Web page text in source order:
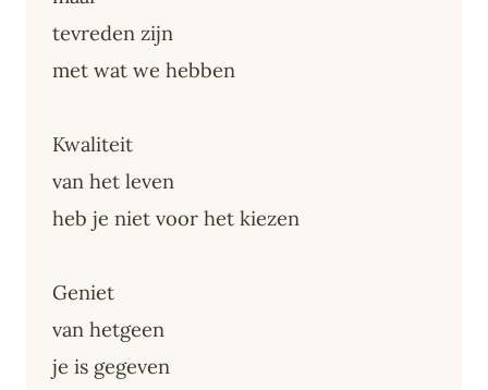
tevreden zijn
met wat we hebben
Kwaliteit
van het leven
heb je niet voor het kiezen
Geniet
van hetgeen
je is gegeven